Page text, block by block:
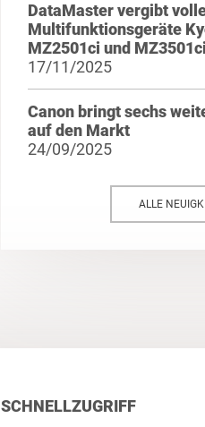
DataMaster vergibt
Multifunktionsgeräte
MZ2501ci und MZ3501ci
17/11/2025
Canon bringt sechs
auf den Markt
24/09/2025
ALLE
SCHNELLZUGRIFF